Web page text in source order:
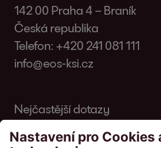
142 00 Praha 4 – Braník
Česká republika
Telefon: +420 241 081 111
info@eos-ksi.cz
Nejčastější dotazy
Slovník